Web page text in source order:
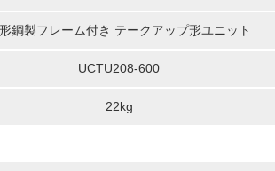
鋼製フレーム付き テークアップ形ユニット
UCTU208-600
22kg